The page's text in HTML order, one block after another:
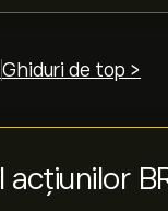
Ghiduri de top >